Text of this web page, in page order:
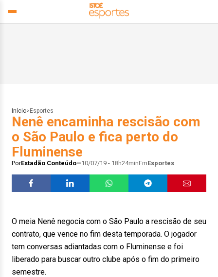
Início> Esportes
Nenê encaminha rescisão com
o São Paulo e fica perto do
Fluminense
PorEstadão Conteúdo 10/07/19 - 18h24minEmEsportes
O meia Nenê negocia com o São Paulo a rescisão de seu
contrato, que vence no fim desta temporada. O jogador
tem conversas adiantadas com o Fluminense e foi
liberado para buscar outro clube após o fim do primeiro
semestre.